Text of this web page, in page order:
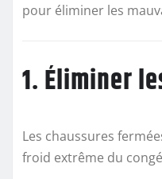
pour éliminer les
1. Éliminer
Les chaussures
froid extrême du